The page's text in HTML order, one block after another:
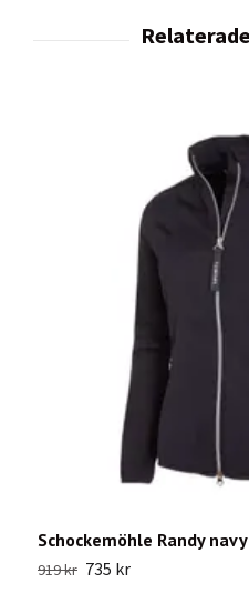
Schockemöhle Randy navy
919 kr 735 kr